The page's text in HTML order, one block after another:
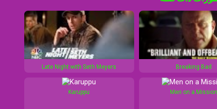
Late Night with Seth Meyers Breaking Bad
Karuppu Men on a Mission